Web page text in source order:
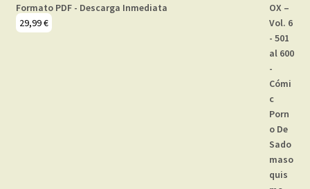
Formato PDF - Descarga Inmediata
29,99€